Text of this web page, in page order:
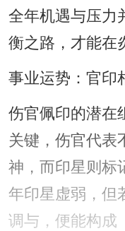
全年机遇与压力
衡之路，才能在
事业运势：官印
伤官佩印的潜在
关键，伤官代表
神，而印星则标
年印星虚弱，但
调与，便能构成